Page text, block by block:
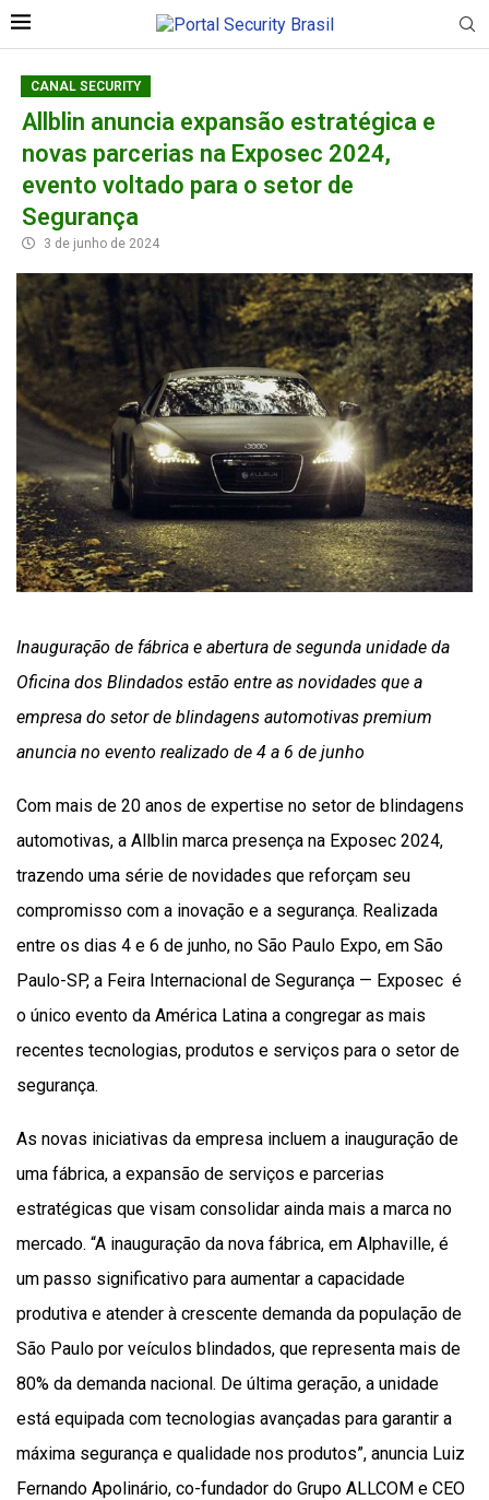
CANAL SECURITY
Allblin anuncia expansão estratégica e
novas parcerias na Exposec 2024,
evento voltado para o setor de
Segurança
3 de junho de 2024
Inauguração de fábrica e abertura de segunda unidade da
Oficina dos Blindados estão entre as novidades que a
empresa do setor de blindagens automotivas premium
anuncia no evento realizado de 4 a 6 de junho
Com mais de 20 anos de expertise no setor de blindagens
automotivas, a Allblin marca presença na Exposec 2024,
trazendo uma série de novidades que reforçam seu
compromisso com a inovação e a segurança. Realizada
entre os dias 4 e 6 de junho, no São Paulo Expo, em São
Paulo-SP, a Feira Internacional de Segurança — Exposec é
o único evento da América Latina a congregar as mais
recentes tecnologias, produtos e serviços para o setor de
segurança.
As novas iniciativas da empresa incluem a inauguração de
uma fábrica, a expansão de serviços e parcerias
estratégicas que visam consolidar ainda mais a marca no
mercado. “A inauguração da nova fábrica, em Alphaville, é
um passo significativo para aumentar a capacidade
produtiva e atender à crescente demanda da população de
São Paulo por veículos blindados, que representa mais de
80% da demanda nacional. De última geração, a unidade
está equipada com tecnologias avançadas para garantir a
máxima segurança e qualidade nos produtos”, anuncia Luiz
Fernando Apolinário, co-fundador do Grupo ALLCOM e CEO